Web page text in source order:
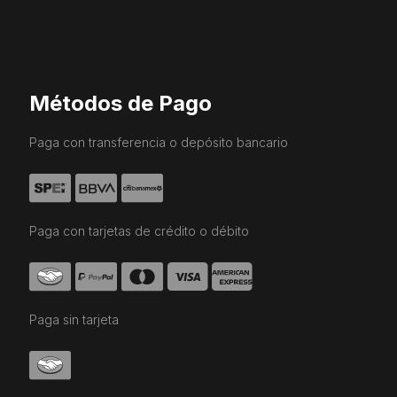
Métodos de Pago
Paga con transferencia o depósito bancario
Paga con tarjetas de crédito o débito
Paga sin tarjeta